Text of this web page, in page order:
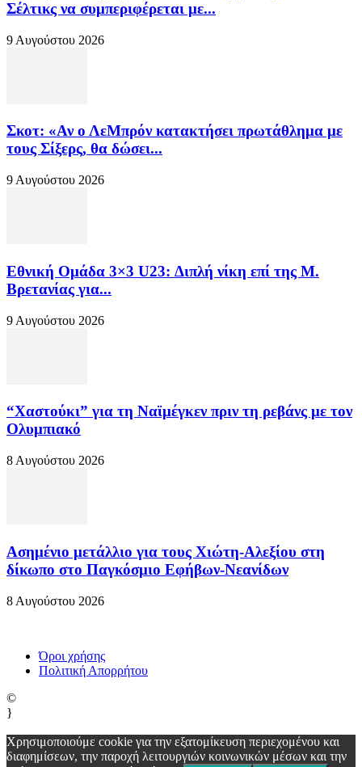
Σέλτικς να συμπεριφέρεται με...
9 Αυγούστου 2026
Σκοτ: «Αν ο ΛεΜπρόν κατακτήσει πρωτάθλημα με
τους Σίξερς, θα δώσει...
9 Αυγούστου 2026
Εθνική Ομάδα 3×3 U23: Διπλή νίκη επί της Μ.
Βρετανίας για...
9 Αυγούστου 2026
“Χαστούκι” για τη Ναϊμέγκεν πριν τη ρεβάνς με τον
Ολυμπιακό
8 Αυγούστου 2026
Ασημένιο μετάλλιο για τους Χιώτη-Αλεξίου στη
δίκωπο στο Παγκόσμιο Εφήβων-Νεανίδων
8 Αυγούστου 2026
Όροι χρήσης
Πολιτική Απορρήτου
©
}
Χρησιμοποιούμε cookie για την εξατομίκευση περιεχομένου και
διαφημίσεων, την παροχή λειτουργιών κοινωνικών μέσων και την